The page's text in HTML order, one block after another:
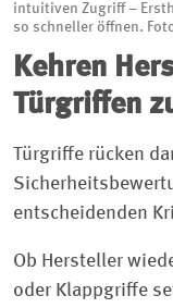
intuitiven Zugriff –
so schneller öffnen.
Kehren
Türgriffen
Türgriffe rücken
entscheidenden
Ob Hersteller
oder Klappgriffe